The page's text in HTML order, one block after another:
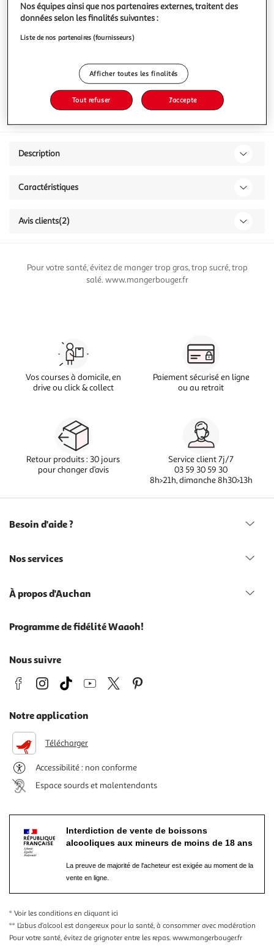
Vous voulez connaître le prix de ce produit ?
Afficher le prix
Description
Caractéristiques
Avis clients(2)
Pour votre santé, évitez de manger trop gras, trop sucré, trop
salé. www.mangerbouger.fr
Vos courses à domicile, en
drive ou click & collect
Paiement sécurisé en ligne
ou au retrait
Retour produits : 30 jours
pour changer d’avis
Service client 7j/7
03 59 30 59 30
8h>21h, dimanche 8h30>13h
Besoin d'aide ?
Nos services
À propos d'Auchan
Programme de fidélité Waaoh!
Nous suivre
Notre application
Télécharger
Accessibilité : non conforme
Espace sourds et malentendants
Interdiction de vente de boissons
alcooliques aux mineurs de moins de 18 ans
La preuve de majorité de l'acheteur est exigée au moment de la
vente en ligne.
* Voir les conditions en cliquant ici
** L’abus d’alcool est dangereux pour la santé, à consommer avec modération
Pour votre santé, évitez de grignoter entre les repas. www.mangerbouger.fr
Nos équipes ainsi que nos partenaires externes, traitent des
données selon les finalités suivantes :
Liste de nos partenaires (fournisseurs)
Afficher toutes les finalités
Tout refuser J'accepte